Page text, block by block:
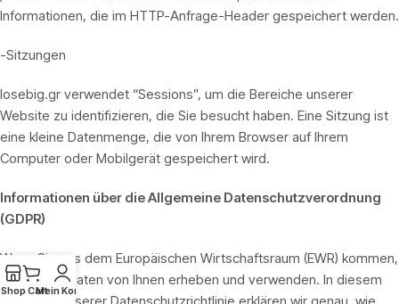
Informationen, die im HTTP-Anfrage-Header gespeichert werden.
-Sitzungen
losebig.gr verwendet “Sessions”, um die Bereiche unserer
Website zu identifizieren, die Sie besucht haben. Eine Sitzung ist
eine kleine Datenmenge, die von Ihrem Browser auf Ihrem
Computer oder Mobilgerät gespeichert wird.
Informationen über die Allgemeine Datenschutzverordnung
(GDPR)
Wenn Sie aus dem Europäischen Wirtschaftsraum (EWR) kommen,
können wir Daten von Ihnen erheben und verwenden. In diesem
Shop Cart
Mein Konto